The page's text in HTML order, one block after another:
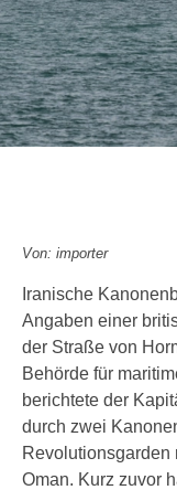
Von: importer
Iranische
Angaben einer
der Straße von
Behörde für
berichtete der
durch zwei
Revolutionsgarden
Oman. Kurz zuvor